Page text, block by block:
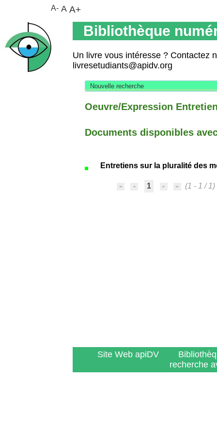
Bibliothèque
Un livre vous intéresse ? Contactez
livresetudiants@apidv.org
Nouvelle recherche
Oeuvre/Expression
Documents disponibles
Entretiens sur la pluralité des
1 (1 - 1 / 1)
Site Web apiDV
recherche
A- A A+